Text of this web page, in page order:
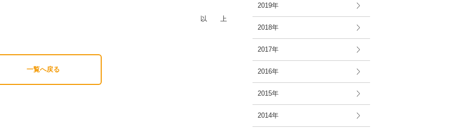
以 上
一覧へ戻る
2019年
2018年
2017年
2016年
2015年
2014年